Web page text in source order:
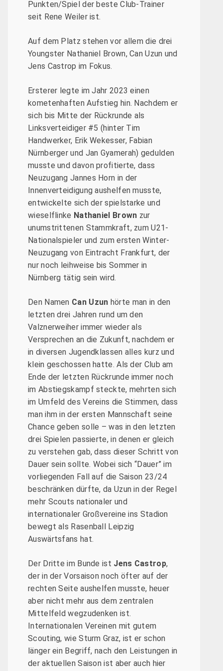
Punkten/Spiel der beste Club-Trainer
seit Rene Weiler ist.
Auf dem Platz stehen vor allem die drei
Youngster Nathaniel Brown, Can Uzun und
Jens Castrop im Fokus.
Ersterer legte im Jahr 2023 einen
kometenhaften Aufstieg hin. Nachdem er
sich bis Mitte der Rückrunde als
Linksverteidiger #5 (hinter Tim
Handwerker, Erik Wekesser, Fabian
Nürnberger und Jan Gyamerah) gedulden
musste und davon profitierte, dass
Neuzugang Jannes Horn in der
Innenverteidigung aushelfen musste,
entwickelte sich der spielstarke und
wieselflinke Nathaniel Brown zur
unumstrittenen Stammkraft, zum U21-
Nationalspieler und zum ersten Winter-
Neuzugang von Eintracht Frankfurt, der
nur noch leihweise bis Sommer in
Nürnberg tätig sein wird.
Den Namen Can Uzun hörte man in den
letzten drei Jahren rund um den
Valznerweiher immer wieder als
Versprechen an die Zukunft, nachdem er
in diversen Jugendklassen alles kurz und
klein geschossen hatte. Als der Club am
Ende der letzten Rückrunde immer noch
im Abstiegskampf steckte, mehrten sich
im Umfeld des Vereins die Stimmen, dass
man ihm in der ersten Mannschaft seine
Chance geben solle – was in den letzten
drei Spielen passierte, in denen er gleich
zu verstehen gab, dass dieser Schritt von
Dauer sein sollte. Wobei sich “Dauer” im
vorliegenden Fall auf die Saison 23/24
beschränken dürfte, da Uzun in der Regel
mehr Scouts nationaler und
internationaler Großvereine ins Stadion
bewegt als Rasenball Leipzig
Auswärtsfans hat.
Der Dritte im Bunde ist Jens Castrop,
der in der Vorsaison noch öfter auf der
rechten Seite aushelfen musste, heuer
aber nicht mehr aus dem zentralen
Mittelfeld wegzudenken ist.
Internationalen Vereinen mit gutem
Scouting, wie Sturm Graz, ist er schon
länger ein Begriff, nach den Leistungen in
der aktuellen Saison ist aber auch hier